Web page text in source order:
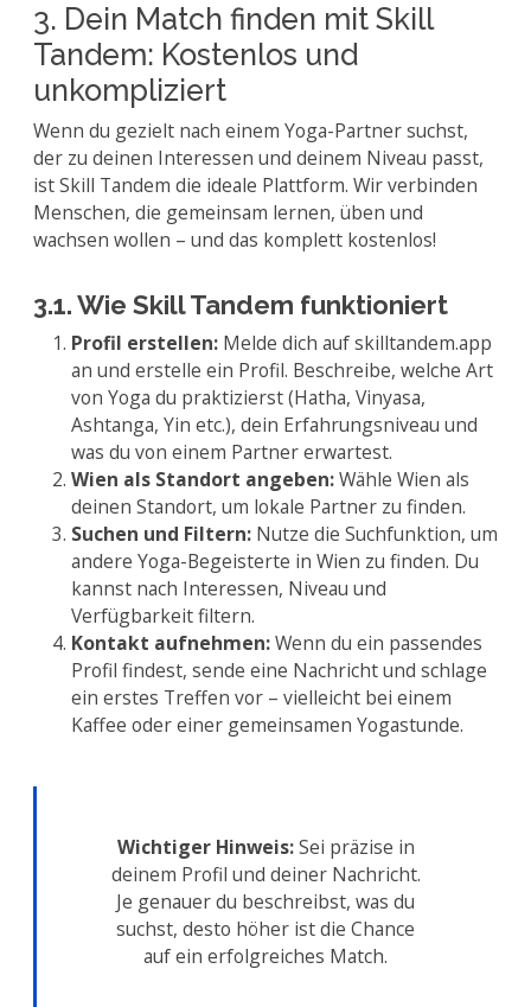
3. Dein Match finden mit Skill
Tandem: Kostenlos und
unkompliziert
Wenn du gezielt nach einem Yoga-Partner suchst,
der zu deinen Interessen und deinem Niveau passt,
ist Skill Tandem die ideale Plattform. Wir verbinden
Menschen, die gemeinsam lernen, üben und
wachsen wollen – und das komplett kostenlos!
3.1. Wie Skill Tandem funktioniert
Profil erstellen: Melde dich auf skilltandem.app
an und erstelle ein Profil. Beschreibe, welche Art
von Yoga du praktizierst (Hatha, Vinyasa,
Ashtanga, Yin etc.), dein Erfahrungsniveau und
was du von einem Partner erwartest.
Wien als Standort angeben:Wähle Wien als
deinen Standort, um lokale Partner zu finden.
Suchen und Filtern: Nutze die Suchfunktion, um
andere Yoga-Begeisterte in Wien zu finden. Du
kannst nach Interessen, Niveau und
Verfügbarkeit filtern.
Kontakt aufnehmen:Wenn du ein passendes
Profil findest, sende eine Nachricht und schlage
ein erstes Treffen vor – vielleicht bei einem
Kaffee oder einer gemeinsamen Yogastunde.
Wichtiger Hinweis:Sei präzise in
deinem Profil und deiner Nachricht.
Je genauer du beschreibst, was du
suchst, desto höher ist die Chance
auf ein erfolgreiches Match.